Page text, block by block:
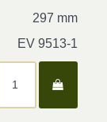
297 mm
EV 9513-1